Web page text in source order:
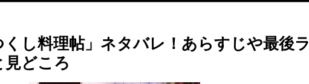
くし料理帖」ネタバレ！あらすじや最後ラ
見どころ